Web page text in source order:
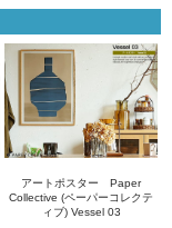
アートポスター Paper
Collective (ペーパーコレクテ
ィブ) Vessel 03